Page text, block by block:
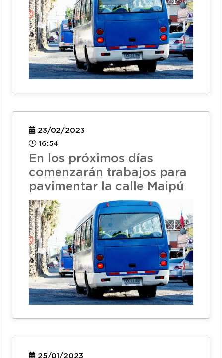
23/02/2023
16:54
En los próximos días
comenzarán trabajos para
pavimentar la calle Maipú
25/01/2023